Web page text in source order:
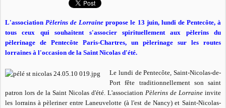
L'association Pèlerins de Lorraine propose le 13 juin, lundi de Pentecôte, à
tous ceux qui souhaitent s'associer spirituellement aux pèlerins du
pèlerinage de Pentecôte Paris-Chartres, un pèlerinage sur les routes
lorraines à l'occasion de la Saint Nicolas d'été.
Le lundi de Pentecôte, Saint-Nicolas-de-
Port fête traditionnellement son saint
patron lors de la Saint Nicolas d'été. L'association Pèlerins de Lorraineinvite
les lorrains à pèleriner entre Laneuvelotte (à l'est de Nancy) et Saint-Nicolas-